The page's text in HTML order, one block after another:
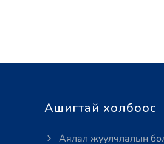
Ашигтай холбоос
Аялал жуулчлалын